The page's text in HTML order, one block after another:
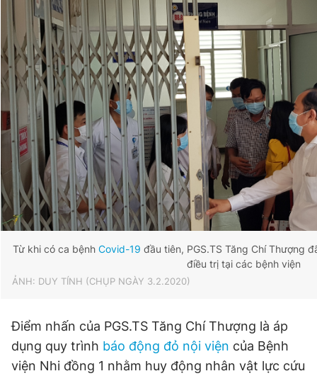
Từ khi có ca bệnh Covid-19 đầu tiên, PGS.TS Tăng Chí Thượng
điều trị tại các bệnh viện
ẢNH: DUY TÍNH (CHỤP NGÀY 3.2.2020)
Điểm nhấn của PGS.TS Tăng Chí Thượng là áp
dụng quy trình báo động đỏ nội viện của Bệnh
viện Nhi đồng 1 nhằm huy động nhân vật lực cứu